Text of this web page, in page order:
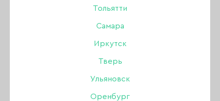
Тольятти
Самара
Иркутск
Тверь
Ульяновск
Оренбург
Наличие в магазинах: